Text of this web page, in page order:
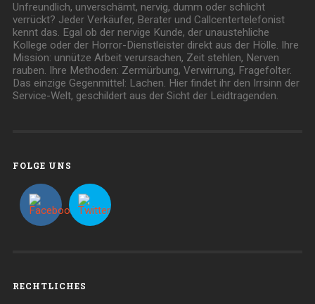
Unfreundlich, unverschämt, nervig, dumm oder schlicht
verrückt? Jeder Verkäufer, Berater und Callcentertelefonist
kennt das. Egal ob der nervige Kunde, der unaustehliche
Kollege oder der Horror-Dienstleister direkt aus der Hölle. Ihre
Mission: unnütze Arbeit verursachen, Zeit stehlen, Nerven
rauben. Ihre Methoden: Zermürbung, Verwirrung, Fragefolter.
Das einzige Gegenmittel: Lachen. Hier findet ihr den Irrsinn der
Service-Welt, geschildert aus der Sicht der Leidtragenden.
FOLGE UNS
RECHTLICHES